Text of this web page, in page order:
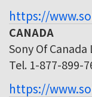
https://
CANADA
Sony Of Canada
Tel. 1-877-899-
https://